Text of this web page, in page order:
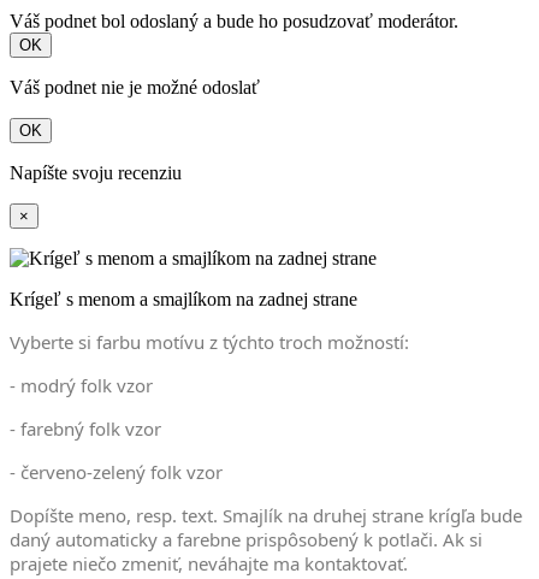
Váš podnet bol odoslaný a bude ho posudzovať moderátor.
OK
Váš podnet nie je možné odoslať
OK
Napíšte svoju recenziu
×
Krígeľ s menom a smajlíkom na zadnej strane
Vyberte si farbu motívu z týchto troch možností:
- modrý folk vzor
- farebný folk vzor
- červeno-zelený folk vzor
Dopíšte meno, resp. text. Smajlík na druhej strane krígľa bude
daný automaticky a farebne prispôsobený k potlači. Ak si
prajete niečo zmeniť, neváhajte ma kontaktovať.